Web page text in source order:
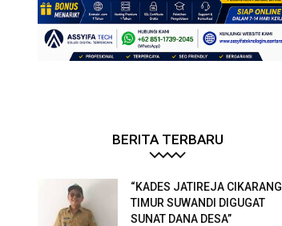
BERITA TERBARU
“KADES JATIREJA CIKARANG
TIMUR SUWANDI DIGUGAT
SUNAT DANA DESA”